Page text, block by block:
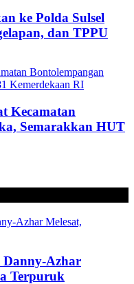
ke Polda Sulsel
dan TPPU
Kecamatan
Semarakkan HUT
Danny-Azhar
Terpuruk